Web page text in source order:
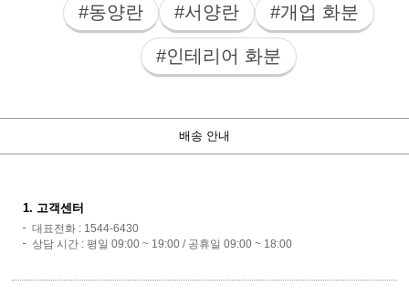
#동양란 #서양란 #개업 화분
#인테리어 화분
배송 안내
1. 고객센터
대표전화 : 1544-6430
상담 시간 : 평일 09:00 ~ 19:00 / 공휴일 09:00 ~ 18:00